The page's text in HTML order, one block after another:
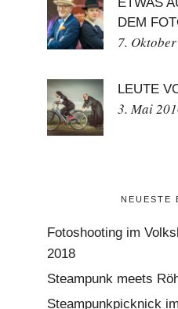
DEM
7.
LEUTE
3. Mai
NEUESTE
Fotoshooting im
2018
Steampunk meets
Steampunkpicknick